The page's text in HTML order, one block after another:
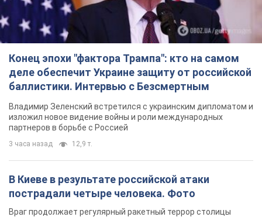
Конец эпохи "фактора Трампа": кто на самом
деле обеспечит Украине защиту от российской
баллистики. Интервью с Безсмертным
Владимир Зеленский встретился с украинским дипломатом и
изложил новое видение войны и роли международных
партнеров в борьбе с Россией
3 часа назад 12,9 т.
В Киеве в результате российской атаки
пострадали четыре человека. Фото
Враг продолжает регулярный ракетный террор столицы